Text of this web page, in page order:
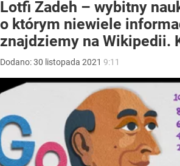
Lotfi Zadeh – wybitny
o którym niewiele
znajdziemy na Wikipedii.
Dodano:30 listopada 2021 9:11